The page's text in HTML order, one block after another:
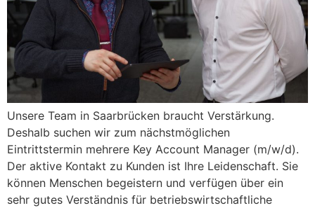
Unsere Team in Saarbrücken braucht Verstärkung.
Deshalb suchen wir zum nächstmöglichen
Eintrittstermin mehrere Key Account Manager (m/w/d).
Der aktive Kontakt zu Kunden ist Ihre Leidenschaft. Sie
können Menschen begeistern und verfügen über ein
sehr gutes Verständnis für betriebswirtschaftliche